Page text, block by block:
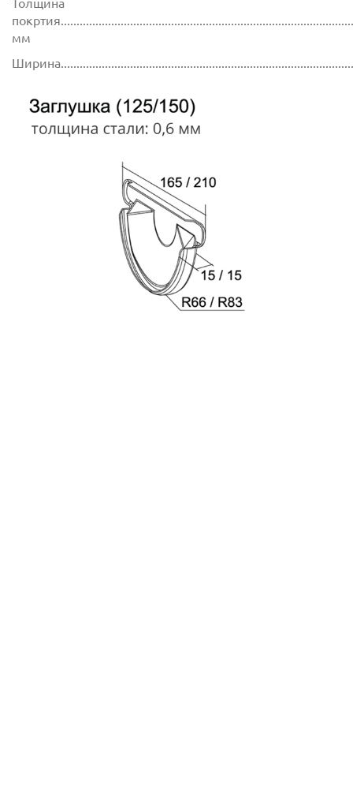
Толщина
мм